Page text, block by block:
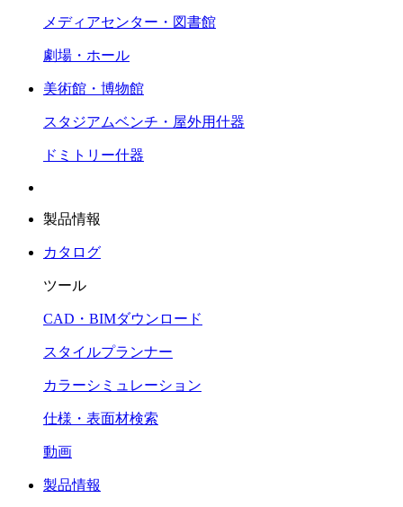
メディアセンター・図書館
劇場・ホール
美術館・博物館
スタジアムベンチ・屋外用什器
ドミトリー什器
製品情報
カタログ
ツール
CAD・BIMダウンロード
スタイルプランナー
カラーシミュレーション
仕様・表面材検索
動画
製品情報